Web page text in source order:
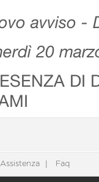
avviso -
20
DI
Assistenza Faq